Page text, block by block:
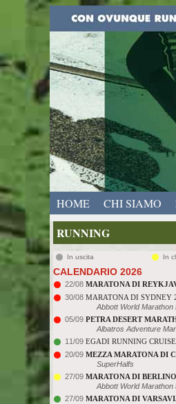
HOME CHI SIAMO
RUNNING
In uscita In
CALENDARIO 2026
22/08 MARATONA DI
30/08 MARATONA DI SYDNEY
Abbott World Marathon
05/09 PETRA DESERT
Albatros Adventure
11/09 EGADI RUNNING
20/09 MEZZA MARATONA DI
SuperHalfs
27/09 MARATONA DI
Abbott World Marathon
27/09 MARATONA DI